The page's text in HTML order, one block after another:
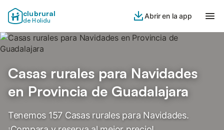
clubrural
de Holidu
Abrir en la app
Casas rurales para Navidades
en Provincia de Guadalajara
Tenemos 157 Casas rurales para Navidades.